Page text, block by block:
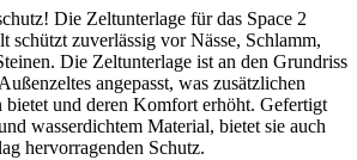
Die Zeltunterlage für das Space 2
schützt zuverlässig vor Nässe, Schlamm,
Die Zeltunterlage ist an den Grundriss
angepasst, was zusätzlichen
bietet und deren Komfort erhöht. Gefertigt
wasserdichtem Material, bietet sie auch
hervorragenden Schutz.